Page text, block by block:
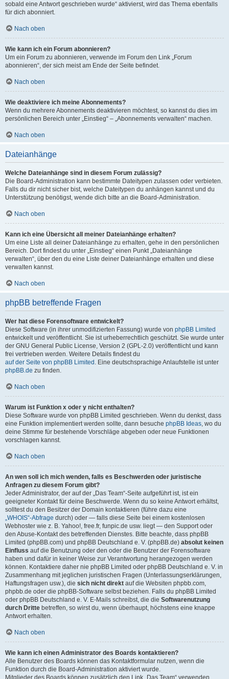
sobald eine Antwort geschrieben wurde“ aktivierst, wird das Thema ebenfalls
für dich abonniert.
Nach oben
Wie kann ich ein Forum abonnieren?
Um ein Forum zu abonnieren, verwende im Forum den Link „Forum
abonnieren“, der sich meist am Ende der Seite befindet.
Nach oben
Wie deaktiviere ich meine Abonnements?
Wenn du mehrere Abonnements deaktivieren möchtest, so kannst du dies im
persönlichen Bereich unter „Einstieg“ – „Abonnements verwalten“ machen.
Nach oben
Dateianhänge
Welche Dateianhänge sind in diesem Forum zulässig?
Die Board-Administration kann bestimmte Dateitypen zulassen oder verbieten.
Falls du dir nicht sicher bist, welche Dateitypen du anhängen kannst und du
Unterstützung benötigst, wende dich bitte an die Board-Administration.
Nach oben
Kann ich eine Übersicht all meiner Dateianhänge erhalten?
Um eine Liste all deiner Dateianhänge zu erhalten, gehe in den persönlichen
Bereich. Dort findest du unter „Einstieg“ einen Punkt „Dateianhänge
verwalten“, über den du eine Liste deiner Dateianhänge erhalten und diese
verwalten kannst.
Nach oben
phpBB betreffende Fragen
Wer hat diese Forensoftware entwickelt?
Diese Software (in ihrer unmodifizierten Fassung) wurde von phpBB Limited
entwickelt und veröffentlicht. Sie ist urheberrechtlich geschützt. Sie wurde unter
der GNU General Public License, Version 2 (GPL-2.0) veröffentlicht und kann
frei vertrieben werden. Weitere Details findest du
auf der Seite von phpBB Limited . Eine deutschsprachige Anlaufstelle ist unter
phpBB.de zu finden.
Nach oben
Warum ist Funktion x oder y nicht enthalten?
Diese Software wurde von phpBB Limited geschrieben. Wenn du denkst, dass
eine Funktion implementiert werden sollte, dann besuche phpBB Ideas, wo du
deine Stimme für bestehende Vorschläge abgeben oder neue Funktionen
vorschlagen kannst.
Nach oben
An wen soll ich mich wenden, falls es Beschwerden oder juristische
Anfragen zu diesem Forum gibt?
Jeder Administrator, der auf der „Das Team“-Seite aufgeführt ist, ist ein
geeigneter Kontakt für deine Beschwerde. Wenn du so keine Antwort erhältst,
solltest du den Besitzer der Domain kontaktieren (führe dazu eine
„WHOIS“-Abfrage durch) oder — falls diese Seite bei einem kostenlosen
Webhoster wie z. B. Yahoo!, free.fr, funpic.de usw. liegt — den Support oder
den Abuse-Kontakt des betreffenden Dienstes. Bitte beachte, dass phpBB
Limited (phpBB.com) und phpBB Deutschland e. V. (phpBB.de) absolut keinen
Einfluss auf die Benutzung oder den oder die Benutzer der Forensoftware
haben und dafür in keiner Weise zur Verantwortung herangezogen werden
können. Kontaktiere daher nie phpBB Limited oder phpBB Deutschland e. V. in
Zusammenhang mit jeglichen juristischen Fragen (Unterlassungserklärungen,
Haftungsfragen usw.), die sich nicht direkt auf die Websiten phpbb.com,
phpbb.de oder die phpBB-Software selbst beziehen. Falls du phpBB Limited
oder phpBB Deutschland e. V. E-Mails schreibst, die die Softwarenutzung
durch Dritte betreffen, so wirst du, wenn überhaupt, höchstens eine knappe
Antwort erhalten.
Nach oben
Wie kann ich einen Administrator des Boards kontaktieren?
Alle Benutzer des Boards können das Kontaktformular nutzen, wenn die
Funktion durch die Board-Administration aktiviert wurde.
Mitglieder des Boards können zusätzlich den Link „Das Team“ verwenden.